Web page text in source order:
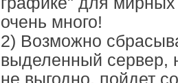
очень много!
2) Возможно
выделенный сервер,
не выгодно, пойдет